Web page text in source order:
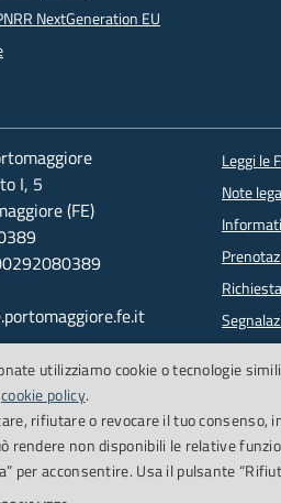
NextGeneration EU
I, 5
(FE)
0532.323.011
Leggi le
Note
Credits
utilizziamo cookie o tecnologie
cookie policy.
rifiutare o revocare il tuo consenso,
rendere non disponibili le relative
per acconsentire. Usa il pulsante